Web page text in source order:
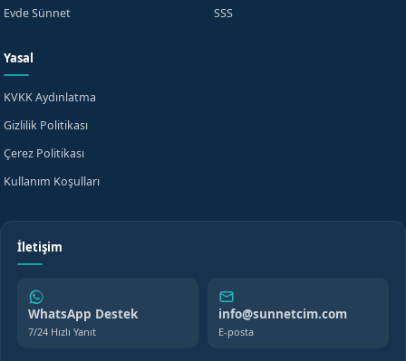
Evde Sünnet
SSS
Yasal
KVKK Aydınlatma
Gizlilik Politikası
Çerez Politikası
Kullanım Koşulları
İletişim
WhatsApp Destek
7/24 Hızlı Yanıt
info@sunnetcim.com
E-posta